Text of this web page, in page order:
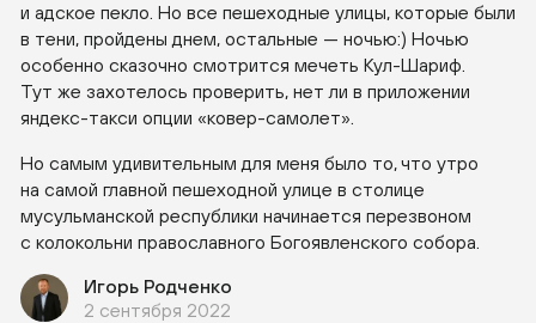
и адское пекло. Но все пешеходные улицы, которые были
в тени, пройдены днем, остальные — ночью:) Ночью
особенно сказочно смотрится мечеть Кул-Шариф
Тут же захотелось проверить, нет ли в приложении
яндекс-такси опции «ковер-самолет»
Но самым удивительным для меня было то, что утро
на самой главной пешеходной улице в столице
мусульманской республики начинается перезвоном
с колокольни православного Богоявленского собора.
Игорь Родченко
2 сентября 2022